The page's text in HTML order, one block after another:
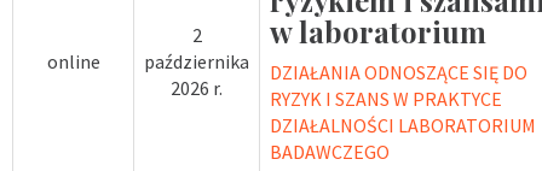
online
2
października
2026 r.
w laboratorium
DZIAŁANIA ODNOSZĄCE SIĘ DO
RYZYK I SZANS W PRAKTYCE
DZIAŁALNOŚCI LABORATORIUM
BADAWCZEGO